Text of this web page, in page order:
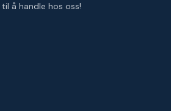
å handle hos oss!